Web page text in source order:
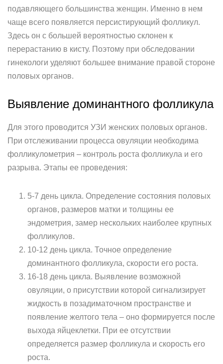
подавляющего большинства женщин. Именно в нем
чаще всего появляется персистирующий фолликул.
Здесь он с большей вероятностью склонен к
перерастанию в кисту. Поэтому при обследовании
гинекологи уделяют большее внимание правой стороне
половых органов.
Выявление доминантного фолликула
Для этого проводится УЗИ женских половых органов.
При отслеживании процесса овуляции необходима
фолликулометрия – контроль роста фолликула и его
разрыва. Этапы ее проведения:
5-7 день цикла. Определение состояния половых
органов, размеров матки и толщины ее
эндометрия, замер нескольких наиболее крупных
фолликулов.
10-12 день цикла. Точное определение
доминантного фолликула, скорости его роста.
16-18 день цикла. Выявление возможной
овуляции, о присутствии которой сигнализирует
жидкость в позадиматочном пространстве и
появление желтого тела – оно формируется после
выхода яйцеклетки. При ее отсутствии
определяется размер фолликула и скорость его
роста.